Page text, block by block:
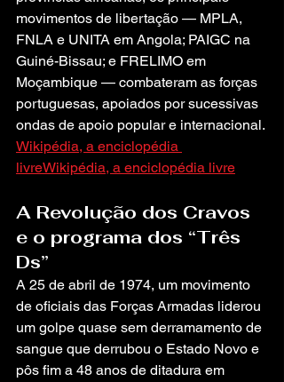
movimentos de libertação — MPLA,
FNLA e UNITA em Angola; PAIGC na
Guiné-Bissau; e FRELIMO em
Moçambique — combateram as forças
portuguesas, apoiados por sucessivas
ondas de apoio popular e internacional.
Wikipédia, a enciclopédia
livreWikipédia, a enciclopédia livre
A Revolução dos Cravos
e o programa dos “Três
Ds”
A 25 de abril de 1974, um movimento
de oficiais das Forças Armadas liderou
um golpe quase sem derramamento de
sangue que derrubou o Estado Novo e
pôs fim a 48 anos de ditadura em